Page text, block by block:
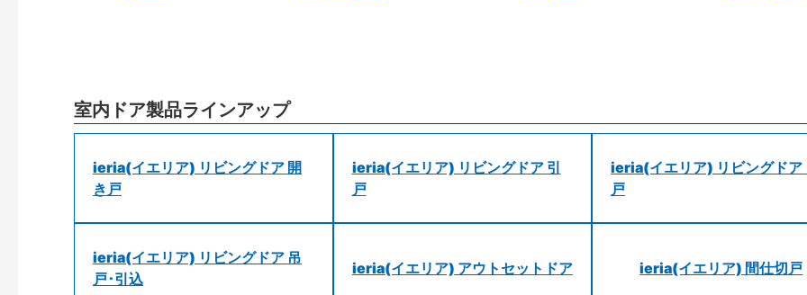
室内ドア製品ラインアップ
ieria(イエリア) リビングドア 開
き戸
ieria(イエリア) リビングドア 引
戸
ieria(イエリア) リビングドア
戸
ieria(イエリア) リビングドア 吊
戸･引込
ieria(イエリア) アウトセットドア ieria(イエリア) 間仕切戸